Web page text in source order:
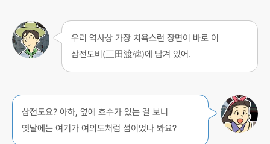
우리 역사상 가장 치욕스런 장면이 바로 이
삼전도비(三田渡碑)에 담겨 있어.
삼전도요? 아하, 옆에 호수가 있는 걸 보니
옛날에는 여기가 여의도처럼 섬이었나 봐요?